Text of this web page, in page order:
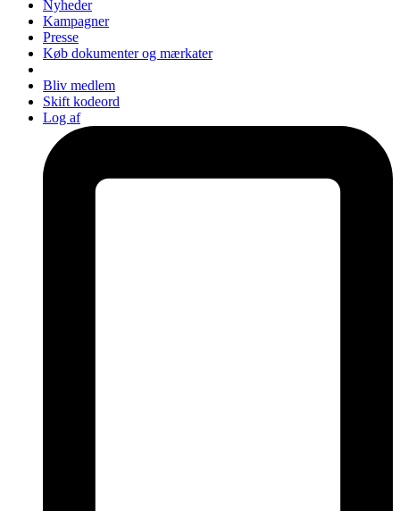
Nyheder
Kampagner
Presse
Køb dokumenter og mærkater
Bliv medlem
Skift kodeord
Log af